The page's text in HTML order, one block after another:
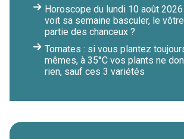
Horoscope du lundi 10 août
voit sa semaine basculer, le
partie des chanceux ?
Tomates : si vous plantez
mêmes, à 35°C vos plants ne
rien, sauf ces 3 variétés